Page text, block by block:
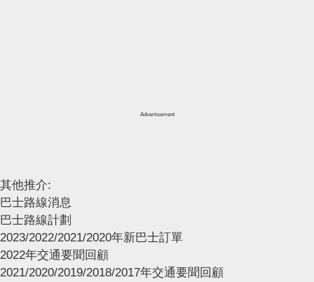
Advertisement
其他推介:
巴士路線消息
巴士路線計劃
2023/2022/2021/2020年新巴士訂單
2022年交通要聞回顧
2021/2020/2019/2018/2017年交通要聞回顧